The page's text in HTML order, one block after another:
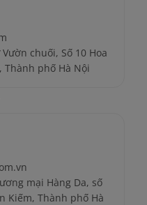
chuối, Số 10 Hoa
Thành phố Hà Nội
mại Hàng Da, số
Kiếm, Thành phố Hà